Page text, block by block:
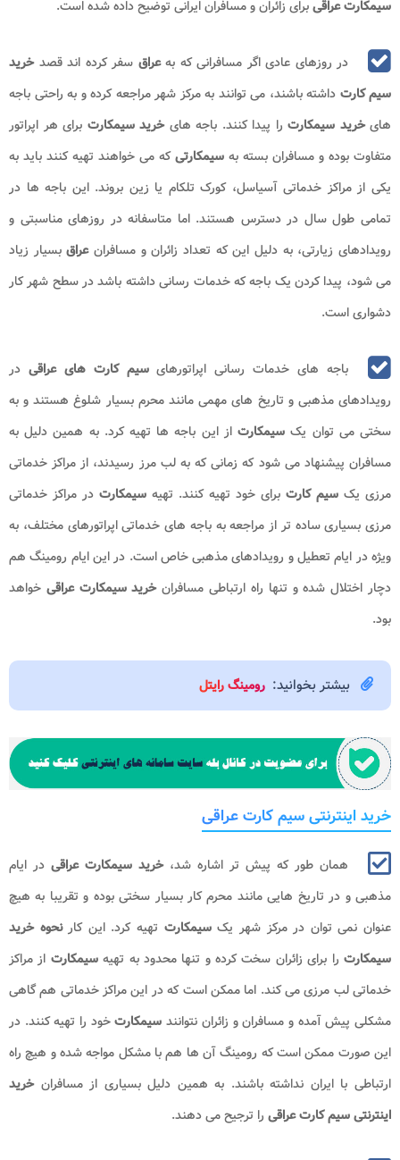
سیمکارت عراقیبرای زائران و مسافران ایرانی توضیح داده شده است.
در روزهای عادی اگر مسافرانی که بهعراق سفر کرده اند قصدخرید
سیم کارت داشته باشند، می توانند به مرکز شهر مراجعه کرده و به راحتی باجه
هایخرید سیمکارت را پیدا کنند. باجه هایخرید سیمکارت برای هر اپراتور
متفاوت بوده و مسافران بسته به سیمکارتیکه می خواهند تهیه کنند باید به
یکی از مراکز خدماتی آسیاسل، کورک تلکام یا زین بروند. این باجه ها در
تمامی طول سال در دسترس هستند. اما متاسفانه در روزهای مناسبتی و
رویدادهای زیارتی، به دلیل این که تعداد زائران و مسافرانعراقبسیار زیاد
می شود، پیدا کردن یک باجه که خدمات رسانی داشته باشد در سطح شهر کار
دشواری است.
باجه های خدمات رسانی اپراتورهایسیم کارت های عراقی در
رویدادهای مذهبی و تاریخ های مهمی مانند محرم بسیار شلوغ هستند و به
سختی می توان یک سیمکارتاز این باجه ها تهیه کرد. به همین دلیل به
مسافران پیشنهاد می شود که زمانی که به لب مرز رسیدند، از مراکز خدماتی
مرزی یک سیم کارت برای خود تهیه کنند. تهیه سیمکارت در مراکز خدماتی
مرزی بسیاری ساده تر از مراجعه به باجه های خدماتی اپراتورهای مختلف، به
ویژه در ایام تعطیل و رویدادهای مذهبی خاص است. در این ایام رومینگ هم
دچار اختلال شده و تنها راه ارتباطی مسافرانخرید سیمکارت عراقی خواهد
بود.
بیشتر بخوانید: رومینگ رایتل
خرید اینترنتی سیم کارت عراقی
همان طور که پیش تر اشاره شد،خرید سیمکارت عراقی در ایام
مذهبی و در تاریخ هایی مانند محرم کار بسیار سختی بوده و تقریبا به هیچ
عنوان نمی توان در مرکز شهر یکسیمکارت تهیه کرد. این کارنحوه خرید
سیمکارت را برای زائران سخت کرده و تنها محدود به تهیهسیمکارت از مراکز
خدماتی لب مرزی می کند. اما ممکن است که در این مراکز خدماتی هم گاهی
مشکلی پیش آمده و مسافران و زائران نتوانند سیمکارتخود را تهیه کنند. در
این صورت ممکن است که رومینگ آن ها هم با مشکل مواجه شده و هیچ راه
ارتباطی با ایران نداشته باشند. به همین دلیل بسیاری از مسافرانخرید
اینترنتیسیم کارت عراقی را ترجیح می دهند.